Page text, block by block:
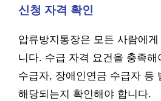
신청 자격 확인
압류방지통장은 모든 사람에
니다. 수급 자격 요건을 충족
수급자, 장애인연금 수급자 등
해당되는지 확인해야 합니다.